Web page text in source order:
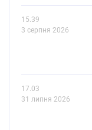
15.39
3 серпня 2026
17.03
31 липня 2026